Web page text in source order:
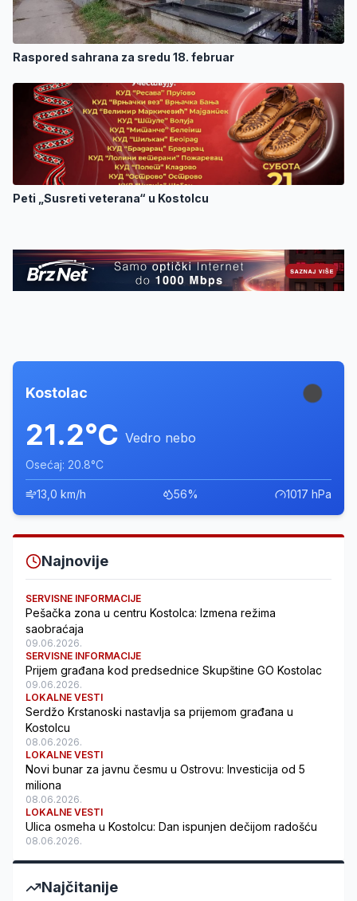
Raspored sahrana za sredu 18. februar
Peti „Susreti veterana“ u Kostolcu
Kostolac
21.2°C Vedro nebo
Osećaj: 20.8°C
13,0 km/h 56% 1017 hPa
Najnovije
SERVISNE INFORMACIJE
Pešačka zona u centru Kostolca: Izmena režima
saobraćaja
09.06.2026.
SERVISNE INFORMACIJE
Prijem građana kod predsednice Skupštine GO Kostolac
09.06.2026.
LOKALNE VESTI
Serdžo Krstanoski nastavlja sa prijemom građana u
Kostolcu
08.06.2026.
LOKALNE VESTI
Novi bunar za javnu česmu u Ostrovu: Investicija od 5
miliona
08.06.2026.
LOKALNE VESTI
Ulica osmeha u Kostolcu: Dan ispunjen dečijom radošću
08.06.2026.
Najčitanije